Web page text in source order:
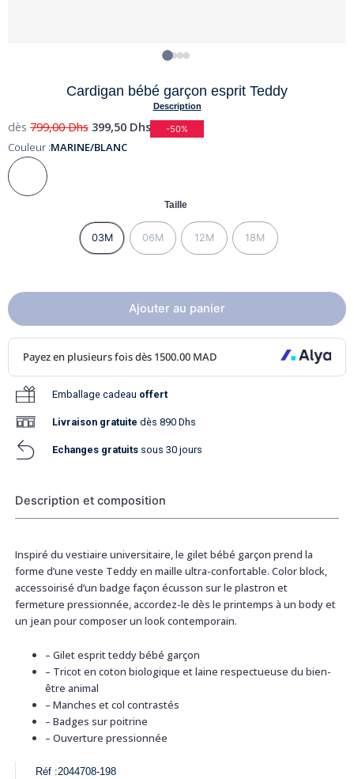
Cardigan bébé garçon esprit Teddy
Description
dès 799,00Dhs 399,50 Dhs -50%
Couleur :MARINE/BLANC
Taille
03M 06M 12M 18M
Ajouter au panier
Emballage cadeau offert
Livraison gratuite dès 890 Dhs
Echanges gratuits sous 30 jours
Description et composition
Inspiré du vestiaire universitaire, le gilet bébé garçon prend la
forme d’une veste Teddy en maille ultra-confortable. Color block,
accessoirisé d’un badge façon écusson sur le plastron et
fermeture pressionnée, accordez-le dès le printemps à un body et
un jean pour composer un look contemporain.
– Gilet esprit teddy bébé garçon
– Tricot en coton biologique et laine respectueuse du bien-
être animal
– Manches et col contrastés
– Badges sur poitrine
– Ouverture pressionnée
Réf :2044708-198